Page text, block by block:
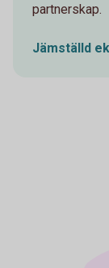
partnerskap.
Jämställd